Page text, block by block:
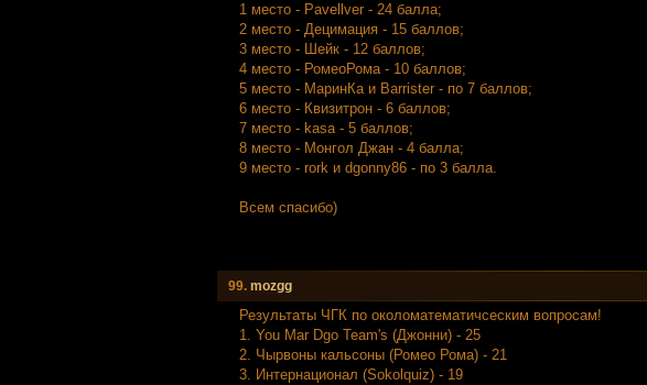
1 место - Pavellver - 24 балла;
2 место - Децимация - 15 баллов;
3 место - Шейк - 12 баллов;
4 место - РомеоРома - 10 баллов;
5 место - МаринКа и Barrister - по 7 баллов;
6 место - Квизитрон - 6 баллов;
7 место - kasa - 5 баллов;
8 место - Монгол Джан - 4 балла;
9 место - rork и dgonny86 - по 3 балла.
Всем спасибо)
99. mozgg
Результаты ЧГК по околоматематичсеским вопросам!
1. You Mar Dgo Team's (Джонни) - 25
2. Чырвоны кальсоны (Ромео Рома) - 21
3. Интернационал (Sokolquiz) - 19